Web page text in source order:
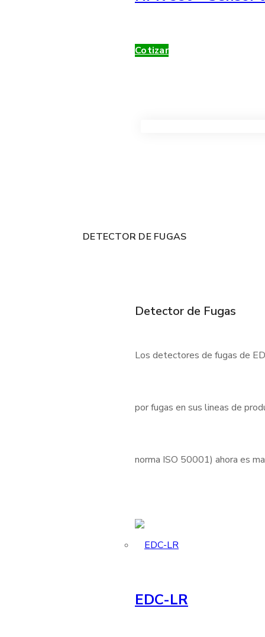
Cotizar
DETECTOR DE FUGAS
Detector de Fugas
Los detectores de fugas de
por fugas en sus lineas de
norma ISO 50001) ahora es
EDC-LR